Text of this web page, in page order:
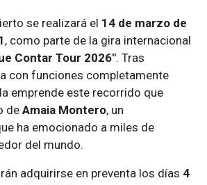
se realizará el 14 de marzo de
, como parte de la gira internacional
Contar Tour 2026". Tras
con funciones completamente
emprende este recorrido que
de Amaia Montero, un
ha emocionado a miles de
del mundo.
adquirirse en preventa los días 4